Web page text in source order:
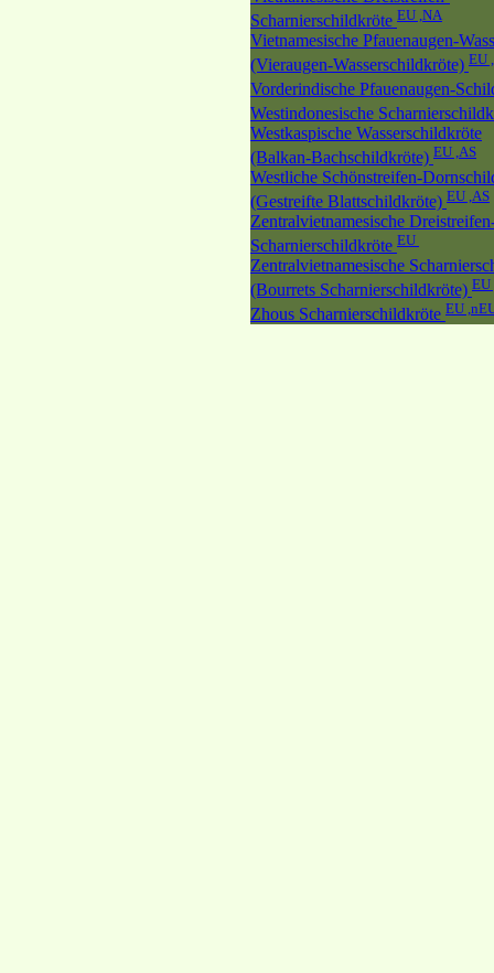
Scharnierschildkröte EU ,NA
Vietnamesische Pfauenaugen-
(Vieraugen-Wasserschildkröte) EU
Vorderindische Pfauenaugen-
Westindonesische
Westkaspische Wasserschildkröte
(Balkan-Bachschildkröte) EU ,AS
Westliche Schönstreifen-
(Gestreifte Blattschildkröte) EU ,AS
Zentralvietnamesische
Scharnierschildkröte EU
Zentralvietnamesische
(Bourrets Scharnierschildkröte) EU
Zhous Scharnierschildkröte EU